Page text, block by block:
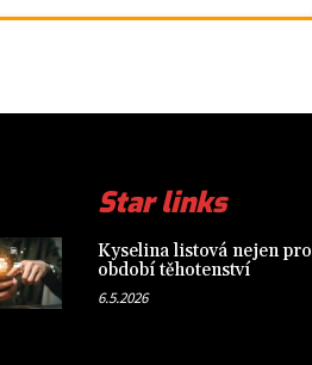
Star links
Kyselina listová nejen pro
období těhotenství
6.5.2026